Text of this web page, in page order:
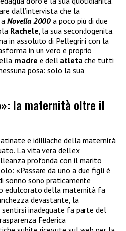
dall’intervista che la
Novella 2000 a poco più di due
Rachele , la sua secondogenita.
in assoluto di Pellegrini con la
in un vero e proprio
madre e dell’atleta che tutti
posa: solo la sua
la maternità oltre il
e idilliache della maternità
La vita vera dell’ex
profonda con il marito
«Passare da uno a due figli è
sonno sono praticamente
edulcorato della maternità fa
devastante, la
inadeguate fa parte del
Federica